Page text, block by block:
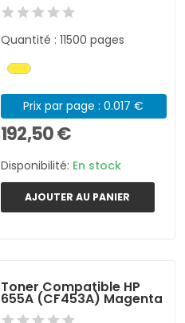
Quantité : 11500 pages
Prix par page : 0.017 €
192,50 €
Disponibilité: En stock
AJOUTER AU PANIER
Toner Compatible HP
655A (CF453A) Magenta